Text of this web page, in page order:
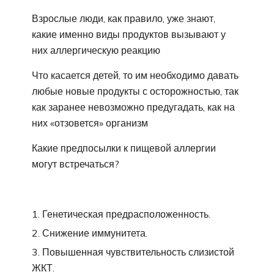
Взрослые люди, как правило, уже знают,
какие именно виды продуктов вызывают у
них аллергическую реакцию
Что касается детей, то им необходимо давать
любые новые продукты с осторожностью, так
как заранее невозможно предугадать, как на
них «отзовется» организм
Какие предпосылки к пищевой аллергии
могут встречаться?
Генетическая предрасположенность.
Снижение иммунитета.
Повышенная чувствительность слизистой
ЖКТ.